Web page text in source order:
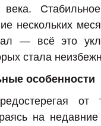
нескольких
— всё это
стала
особенности
от
на